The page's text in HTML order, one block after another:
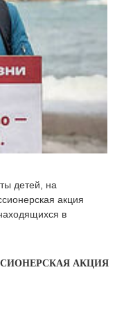
детей, на
акция
в
АКЦИЯ